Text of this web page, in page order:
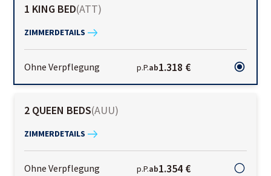
1 KING BED(ATT)
ZIMMERDETAILS
Ohne Verpflegung p.P.ab1.318 €
2 QUEEN BEDS(AUU)
ZIMMERDETAILS
Ohne Verpflegung p.P.ab1.354 €